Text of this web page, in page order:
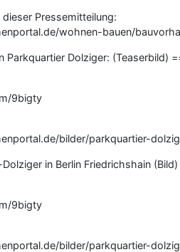
Pressemitteilung:
wohnen-bauen/
Parkquartier Dolziger: (Teaserbild)
9bigty
bilder/parkquartier-
in Berlin Friedrichshain
9bigty
bilder/parkquartier-